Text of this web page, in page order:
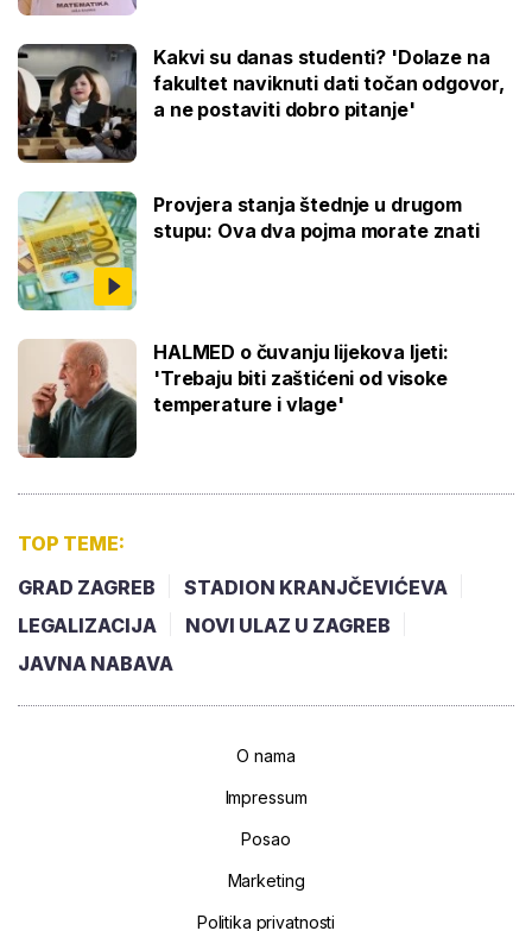
Kakvi su danas studenti? 'Dolaze na
fakultet naviknuti dati točan odgovor,
a ne postaviti dobro pitanje'
Provjera stanja štednje u drugom
stupu: Ova dva pojma morate znati
HALMED o čuvanju lijekova ljeti:
'Trebaju biti zaštićeni od visoke
temperature i vlage'
TOP TEME:
GRAD ZAGREB
STADION KRANJČEVIĆEVA
LEGALIZACIJA
NOVI ULAZ U ZAGREB
JAVNA NABAVA
O nama
Impressum
Posao
Marketing
Politika privatnosti